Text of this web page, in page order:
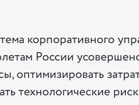
корпоративного
России
оптимизировать
технологические